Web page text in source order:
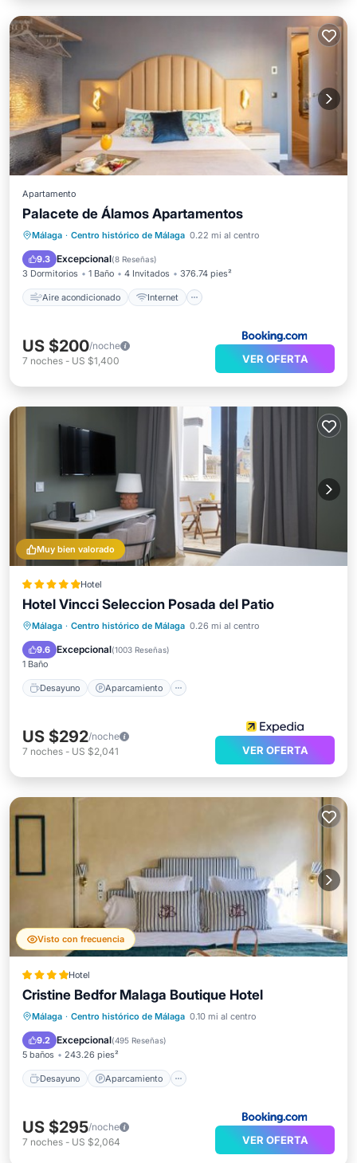
Apartamento
Palacete de Álamos Apartamentos
Málaga · Centro histórico de Málaga 0.22 mi al centro
9.3 Excepcional(8 Reseñas)
3 Dormitorios 1 Baño 4 Invitados 376.74 pies²
Aire acondicionado Internet
Aire acondicionado
Internet
Apto para niños
US $200/noche
7 noches - US $1,400 VER OFERTA
Muy bien valorado
Hotel
Hotel Vincci Seleccion Posada del Patio
Málaga · Centro histórico de Málaga 0.26 mi al centro
9.6 Excepcional(1003 Reseñas)
1 Baño
Desayuno Aparcamiento
Desayuno Aparcamiento
Piscina
Balcón/Terraza
US $292/noche
7 noches - US $2,041 VER OFERTA
Visto con frecuencia
Hotel
Cristine Bedfor Malaga Boutique Hotel
Málaga · Centro histórico de Málaga 0.10 mi al centro
9.2 Excepcional(495 Reseñas)
5 baños 243.26 pies²
Desayuno Aparcamiento
Desayuno
Aparcamiento
Balcón/Terraza
US $295/noche
7 noches - US $2,064 VER OFERTA